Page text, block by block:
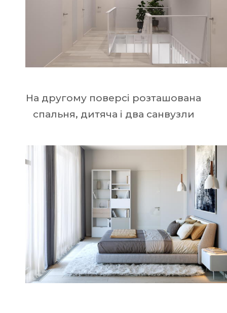
На другому поверсі розташована
спальня, дитяча і два санвузли